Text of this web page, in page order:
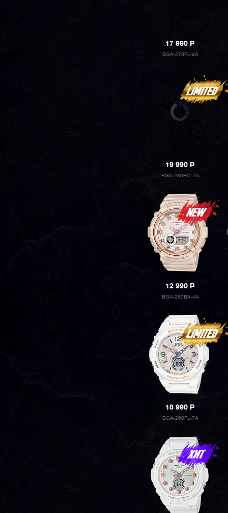
17 990P
BGA-270FL-4A
19 990P
BGA-280PM-7A
12 990P
BGA-280BA-4A
18 990P
BGA-260FL-7A